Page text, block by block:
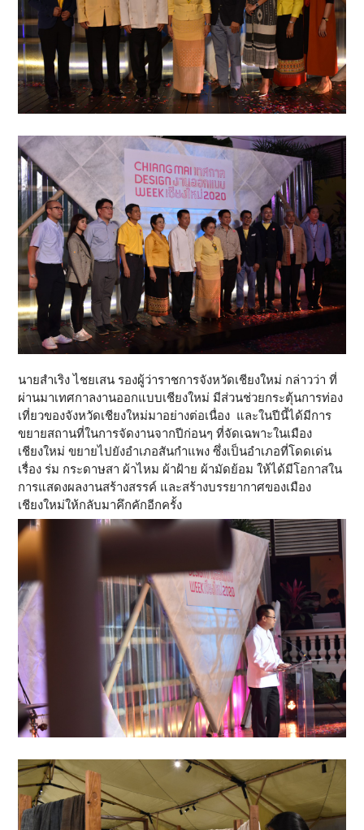
นายสำเริง ไชยเสน รองผู้ว่าราชการจังหวัดเชียงใหม่ กล่าวว่า ที่
ผ่านมาเทศกาลงานออกแบบเชียงใหม่ มีส่วนช่วยกระตุ้นการท่อง
เที่ยวของจังหวัดเชียงใหม่มาอย่างต่อเนื่อง และในปีนี้ได้มีการ
ขยายสถานที่ในการจัดงานจากปีก่อนๆ ที่จัดเฉพาะในเมือง
เชียงใหม่ ขยายไปยังอำเภอสันกำแพง ซึ่งเป็นอำเภอที่โดดเด่น
เรื่อง ร่ม กระดาษสา ผ้าไหม ผ้าฝ้าย ผ้ามัดย้อม ให้ได้มีโอกาสใน
การแสดงผลงานสร้างสรรค์ และสร้างบรรยากาศของเมือง
เชียงใหม่ให้กลับมาคึกคักอีกครั้ง